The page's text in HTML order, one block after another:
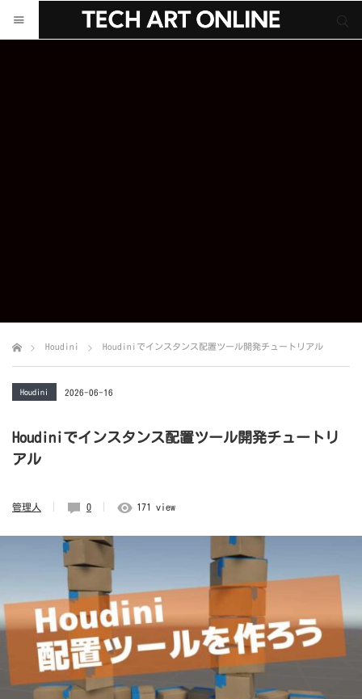
Houdini Houdiniでインスタンス配置ツール開発チュートリアル
Houdini 2026-06-16
Houdiniでインスタンス配置ツール開発チュートリ
アル
管理人 0 171 view